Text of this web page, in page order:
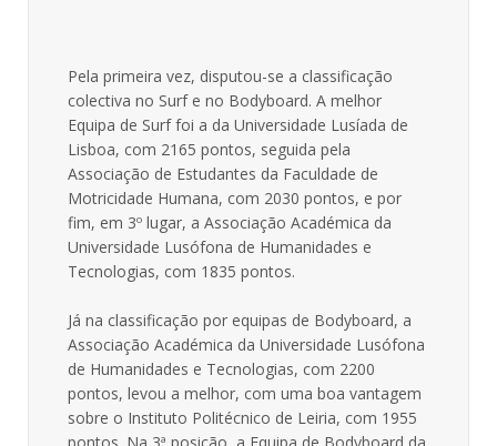
Pela primeira vez, disputou-se a classificação
colectiva no Surf e no Bodyboard. A melhor
Equipa de Surf foi a da Universidade Lusíada de
Lisboa, com 2165 pontos, seguida pela
Associação de Estudantes da Faculdade de
Motricidade Humana, com 2030 pontos, e por
fim, em 3º lugar, a Associação Académica da
Universidade Lusófona de Humanidades e
Tecnologias, com 1835 pontos.
Já na classificação por equipas de Bodyboard, a
Associação Académica da Universidade Lusófona
de Humanidades e Tecnologias, com 2200
pontos, levou a melhor, com uma boa vantagem
sobre o Instituto Politécnico de Leiria, com 1955